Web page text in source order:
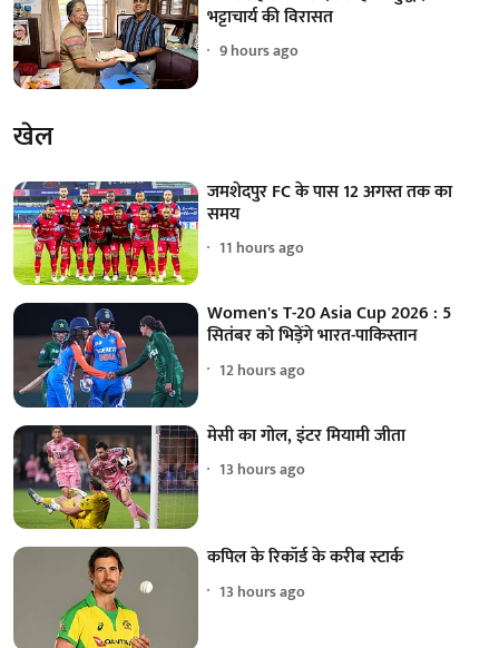
भट्टाचार्य की विरासत
9 hours ago
खेल
जमशेदपुर FC के पास 12 अगस्त तक का
समय
11 hours ago
Women's T-20 Asia Cup 2026 : 5
सितंबर को भिड़ेंगे भारत-पाकिस्तान
12 hours ago
मेसी का गोल, इंटर मियामी जीता
13 hours ago
कपिल के रिकॉर्ड के करीब स्टार्क
13 hours ago